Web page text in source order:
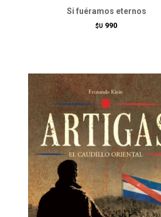
Si fuéramos eternos
$U 990